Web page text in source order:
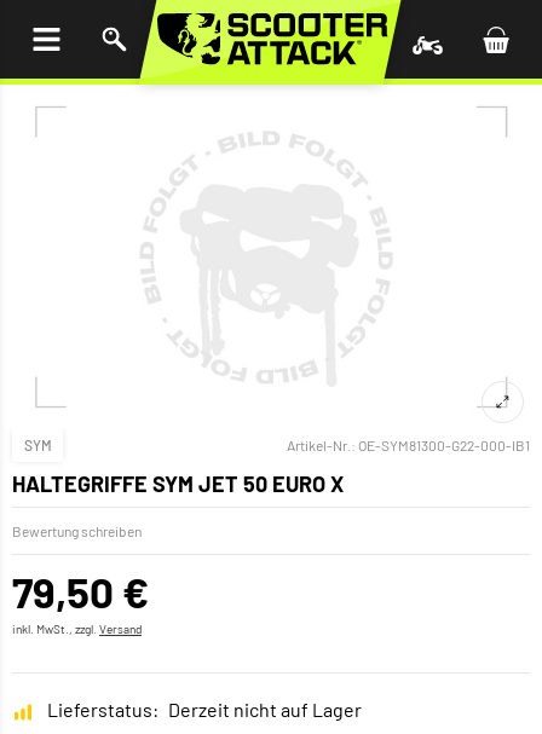
SYM Artikel-Nr.: OE-SYM81300-G22-000-IB1
HALTEGRIFFE SYM JET 50 EURO X
Bewertung schreiben
79,50 €
inkl. MwSt., zzgl. Versand
Lieferstatus: Derzeit nicht auf Lager